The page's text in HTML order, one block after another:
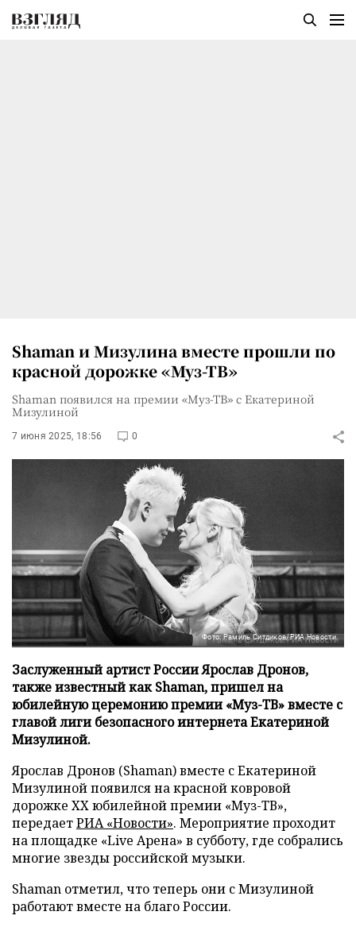
Shaman и Мизулина вместе прошли по
красной дорожке «Муз-ТВ»
Shaman появился на премии «Муз-ТВ» с Екатериной
Мизулиной
7 июня 2025, 18:56 0
Фото: Рамиль Ситдиков/РИА Новости
Заслуженный артист России Ярослав Дронов,
также известный как Shaman, пришел на
юбилейную церемонию премии «Муз-ТВ» вместе с
главой лиги безопасного интернета Екатериной
Мизулиной.
Ярослав Дронов (Shaman) вместе с Екатериной
Мизулиной появился на красной ковровой
дорожке XX юбилейной премии «Муз-ТВ»,
передаетРИА «Новости». Мероприятие проходит
на площадке «Live Арена» в субботу, где собрались
многие звезды российской музыки.
Shaman отметил, что теперь они с Мизулиной
работают вместе на благо России.